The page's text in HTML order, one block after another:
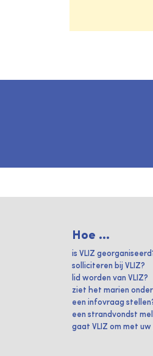
Hoe ...
is VLIZ
solliciteren bij VLIZ?
lid worden van VLIZ?
ziet het marien
een infovraag
een strandvondst
gaat VLIZ om met uw